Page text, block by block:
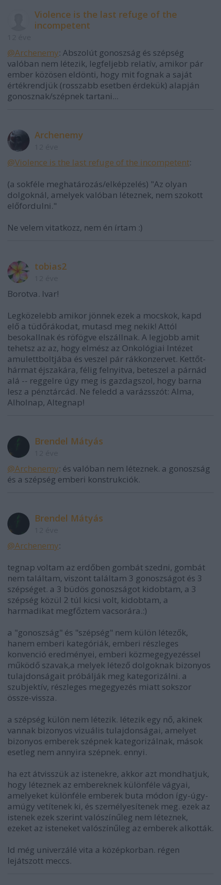
Violence is the last refuge of the
incompetent
@Archenemy: Abszolút gonoszság és szépség
valóban nem létezik, legfeljebb relatív, amikor pár
ember közösen eldönti, hogy mit fognak a saját
értékrendjük (rosszabb esetben érdekük) alapján
gonosznak/szépnek tartani...
Archenemy
@Violence is the last refuge of the incompetent:
(a sokféle meghatározás/elképzelés) "Az olyan
dolgoknál, amelyek valóban léteznek, nem szokott
előfordulni."
Ne velem vitatkozz, nem én írtam :)
tobias2
Borotva. Ivar!
Legközelebb amikor jönnek ezek a mocskok, kapd
elő a tüdőrákodat, mutasd meg nekik! Attól
besokallnak és röfögve elszállnak. A legjobb amit
tehetsz az az, hogy elmész az Onkológiai Intézet
amulettboltjába és veszel pár rákkonzervet. Kettőt-
hármat éjszakára, félig felnyitva, beteszel a párnád
alá -- reggelre úgy meg is gazdagszol, hogy barna
lesz a pénztárcád. Ne feledd a varázsszót: Alma,
Alholnap, Altegnap!
Brendel Mátyás
@Archenemy: és valóban nem léteznek. a gonoszság
és a szépség emberi konstrukciók.
Brendel Mátyás
@Archenemy:
tegnap voltam az erdőben gombát szedni, gombát
nem találtam, viszont találtam 3 gonoszságot és 3
szépséget. a 3 büdös gonoszságot kidobtam, a 3
szépség közül 2 túl kicsi volt, kidobtam, a
harmadikat megfőztem vacsorára.:)
a "gonoszság" és "szépség" nem külön létezők,
hanem emberi kategóriák, emberi részleges
konvenció eredményei, emberi közmegegyezéssel
működő szavak,a melyek létező dolgoknak bizonyos
tulajdonságait próbálják meg kategorizálni. a
szubjektív, részleges megegyezés miatt sokszor
össze-vissza.
a szépség külön nem létezik. létezik egy nő, akinek
vannak bizonyos vizuális tulajdonságai, amelyet
bizonyos emberek szépnek kategorizálnak, mások
esetleg nem annyira szépnek. ennyi.
ha ezt átvisszük az istenekre, akkor azt mondhatjuk,
hogy léteznek az embereknek különféle vágyai,
amelyeket különféle emberek buta módon így-úgy-
amúgy vetítenek ki, és személyesítenek meg. ezek az
istenek ezek szerint valószínűleg nem léteznek,
ezeket az isteneket valószínűleg az emberek alkották.
ld még univerzálé vita a középkorban. régen
lejátszott meccs.